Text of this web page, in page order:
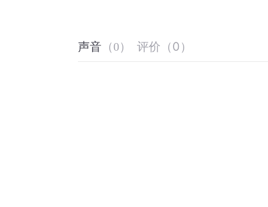
声音 （0） 评价 （0 ）